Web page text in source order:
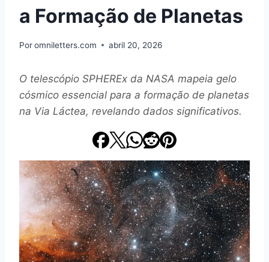
a Formação de Planetas
Poromniletters.com abril 20, 2026
O telescópio SPHEREx da NASA mapeia gelo
cósmico essencial para a formação de planetas
na Via Láctea, revelando dados significativos.